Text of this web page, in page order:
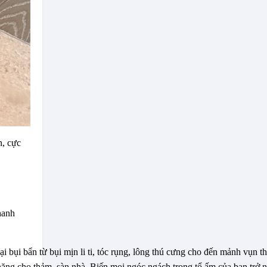
cực
bẩn từ bụi mịn li ti, tóc rụng, lông thú cưng cho đến mảnh vụn